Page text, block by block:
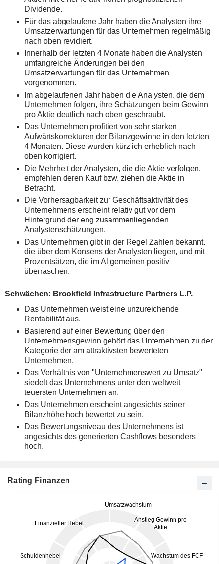
Dividende.
Für das abgelaufene Jahr haben die Analysten ihre
Umsatzerwartungen für das Unternehmen regelmäßig
nach oben revidiert.
Innerhalb der letzten 4 Monate haben die Analysten
umfangreiche Änderungen bei den
Umsatzerwartungen für das Unternehmen
vorgenommen.
Im abgelaufenen Jahr haben die Analysten, die dem
Unternehmen folgen, ihre Schätzungen beim Gewinn
pro Aktie deutlich nach oben geschraubt.
Das Unternehmen profitiert von sehr starken
Aufwärtskorrekturen der Bilanzgewinne in den letzten
4 Monaten. Diese wurden kürzlich erheblich nach
oben korrigiert.
Die Mehrheit der Analysten, die die Aktie verfolgen,
empfehlen deren Kauf bzw. ziehen die Aktie in
Betracht.
Die Vorhersagbarkeit zur Geschäftsaktivität des
Unternehmens erscheint relativ gut vor dem
Hintergrund der eng zusammenliegenden
Analystenschätzungen.
Das Unternehmen gibt in der Regel Zahlen bekannt,
die über dem Konsens der Analysten liegen, und mit
Prozentsätzen, die im Allgemeinen positiv
überraschen.
Schwächen: Brookfield Infrastructure Partners L.P.
Das Unternehmen weist eine unzureichende
Rentabilität aus.
Basierend auf einer Bewertung über den
Unternehmensgewinn gehört das Unternehmen zu der
Kategorie der am attraktivsten bewerteten
Unternehmen.
Das Verhältnis von "Unternehmenswert zu Umsatz"
siedelt das Unternehmens unter den weltweit
teuersten Unternehmen an.
Das Unternehmen erscheint angesichts seiner
Bilanzhöhe hoch bewertet zu sein.
Das Bewertungsniveau des Unternehmens ist
angesichts des generierten Cashflows besonders
hoch.
Rating Finanzen